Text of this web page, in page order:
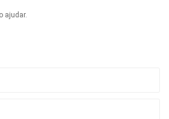
ajudar.